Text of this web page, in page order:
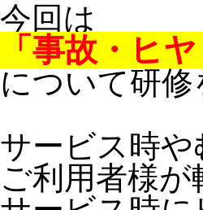
今回は
「事故・ヒ
について研
サービス時や
ご利用者様